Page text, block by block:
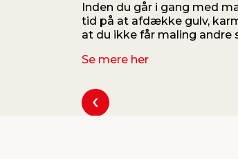
Inden du går i gang med
tid på at afdække gulv,
at du ikke får maling
Se mere her
Se forrige